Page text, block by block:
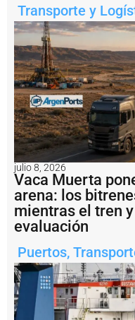
D
1
.
2
m
il
l
o
n
e
s
a
l
b
u
q
u
e
a
i
X
i
a
Transporte y
julio 8, 2026
Vaca Muerta
arena: los
mientras el tren
evaluación
Puertos,